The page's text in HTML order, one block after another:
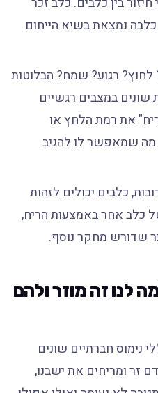
נמצאת בשיא הייחום
רגוע? שמח? הבלוטות
במצבים רגשיים
את רמת הלחץ או
שמאפשר לו להגיב
כלבים יכולים לזהות
כלב אחר באמצעות הריח,
שדורש מחקר נוסף.
לנו זה מוזר ולהם
נימוס חברתיים שונים
זר ומריחים את ישבנו,